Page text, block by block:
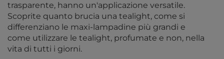
trasparente, hanno un'applicazione versatile.
Scoprite quanto brucia una tealight, come si
differenziano le maxi-lampadine più grandi e
come utilizzare le tealight, profumate e non, nella
vita di tutti i giorni.